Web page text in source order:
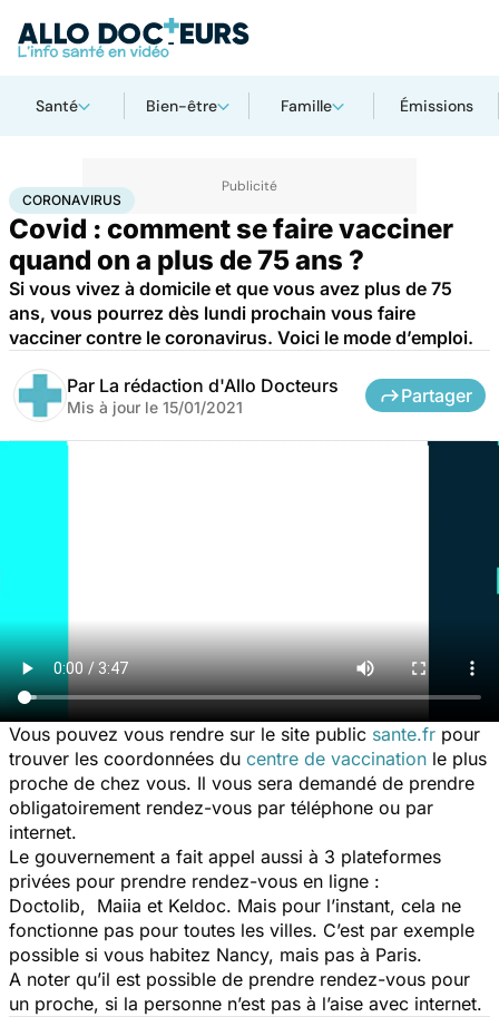
Santé Bien-être Famille Émissions
AccueilSantéMaladies Maladies infectieuses
CORONAVIRUS
Covid : comment se faire vacciner
quand on a plus de 75 ans ?
Si vous vivez à domicile et que vous avez plus de 75
ans, vous pourrez dès lundi prochain vous faire
vacciner contre le coronavirus. Voici le mode d’emploi.
Par La rédaction d'Allo Docteurs
Mis à jour le 15/01/2021
Partager
Vous pouvez vous rendre sur le site public sante.fr pour
trouver les coordonnées du centre de vaccination le plus
proche de chez vous. Il vous sera demandé de prendre
obligatoirement rendez-vous par téléphone ou par
internet.
Le gouvernement a fait appel aussi à 3 plateformes
privées pour prendre rendez-vous en ligne :
Doctolib, Maiia et Keldoc. Mais pour l’instant, cela ne
fonctionne pas pour toutes les villes. C’est par exemple
possible si vous habitez Nancy, mais pas à Paris.
A noter qu’il est possible de prendre rendez-vous pour
un proche, si la personne n’est pas à l’aise avec internet.